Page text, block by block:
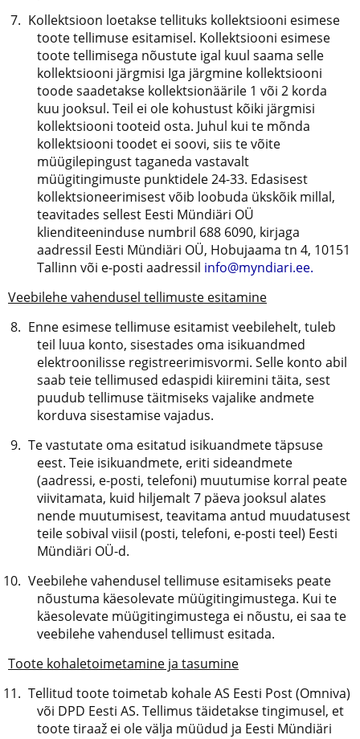
Kollektsioon loetakse tellituks kollektsiooni esimese
toote tellimuse esitamisel. Kollektsiooni esimese
toote tellimisega nõustute igal kuul saama selle
kollektsiooni järgmisi Iga järgmine kollektsiooni
toode saadetakse kollektsionäärile 1 või 2 korda
kuu jooksul. Teil ei ole kohustust kõiki järgmisi
kollektsiooni tooteid osta. Juhul kui te mõnda
kollektsiooni toodet ei soovi, siis te võite
müügilepingust taganeda vastavalt
müügitingimuste punktidele 24-33. Edasisest
kollektsioneerimisest võib loobuda ükskõik millal,
teavitades sellest Eesti Mündiäri OÜ
klienditeeninduse numbril 688 6090, kirjaga
aadressil Eesti Mündiäri OÜ, Hobujaama tn 4, 10151
Tallinn või e-posti aadressil info@myndiari.ee.
Veebilehe vahendusel tellimuste esitamine
Enne esimese tellimuse esitamist veebilehelt, tuleb
teil luua konto, sisestades oma isikuandmed
elektroonilisse registreerimisvormi. Selle konto abil
saab teie tellimused edaspidi kiiremini täita, sest
puudub tellimuse täitmiseks vajalike andmete
korduva sisestamise vajadus.
Te vastutate oma esitatud isikuandmete täpsuse
eest. Teie isikuandmete, eriti sideandmete
(aadressi, e-posti, telefoni) muutumise korral peate
viivitamata, kuid hiljemalt 7 päeva jooksul alates
nende muutumisest, teavitama antud muudatusest
teile sobival viisil (posti, telefoni, e-posti teel) Eesti
Mündiäri OÜ-d.
Veebilehe vahendusel tellimuse esitamiseks peate
nõustuma käesolevate müügitingimustega. Kui te
käesolevate müügitingimustega ei nõustu, ei saa te
veebilehe vahendusel tellimust esitada.
Toote kohaletoimetamine ja tasumine
Tellitud toote toimetab kohale AS Eesti Post (Omniva)
või DPD Eesti AS. Tellimus täidetakse tingimusel, et
toote tiraaž ei ole välja müüdud ja Eesti Mündiäri